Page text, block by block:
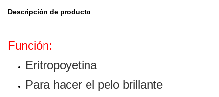
Descripción de producto
Función:
Eritropoyetina
Para hacer el pelo brillante